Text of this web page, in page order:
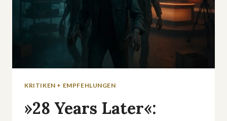
KRITIKEN + EMPFEHLUNGEN
»28 Years Later«: